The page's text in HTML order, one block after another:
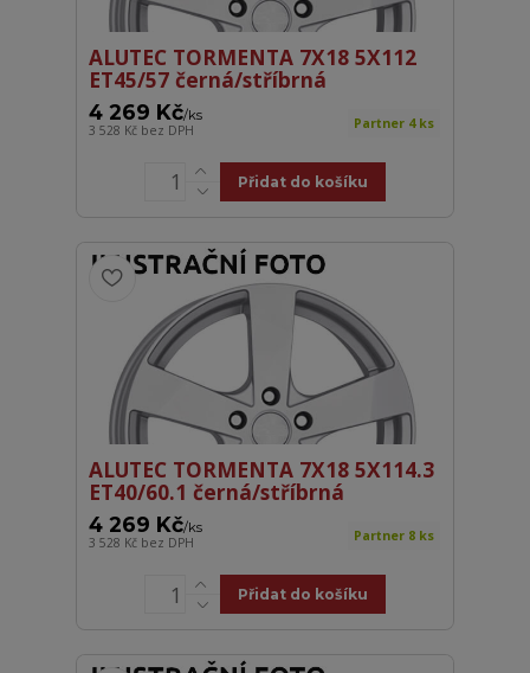
ALUTEC TORMENTA 7X18 5X112
ET45/57 černá/stříbrná
4 269 Kč/ks
3 528 Kč bez DPH Partner 4 ks
Přidat do košíku
ALUTEC TORMENTA 7X18 5X114.3
ET40/60.1 černá/stříbrná
4 269 Kč/ks
3 528 Kč bez DPH Partner 8 ks
Přidat do košíku